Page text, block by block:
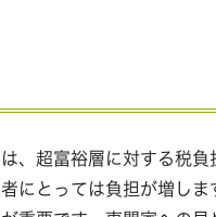
、超富裕層に対する税
にとっては負担が増し